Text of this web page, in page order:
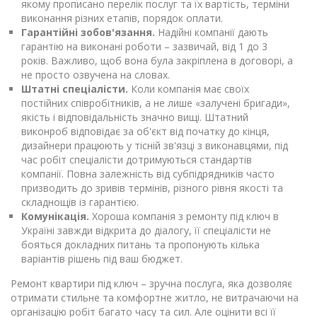
якому прописано перелік послуг та їх вартість, терміни
виконання різних етапів, порядок оплати.
Гарантійні зобов'язання. Надійні компанії дають
гарантію на виконані роботи – зазвичай, від 1 до 3
років. Важливо, щоб вона була закріплена в договорі, а
не просто озвучена на словах.
Штатні спеціалісти. Коли компанія має своїх
постійних співробітників, а не лише «залучені бригади»,
якість і відповідальність значно вищі. Штатний
виконроб відповідає за об'єкт від початку до кінця,
дизайнери працюють у тісній зв'язці з виконавцями, під
час робіт спеціалісти дотримуються стандартів
компанії. Повна залежність від субпідрядників часто
призводить до зривів термінів, різного рівня якості та
складнощів із гарантією.
Комунікація. Хороша компанія з ремонту під ключ в
Україні завжди відкрита до діалогу, її спеціалісти не
бояться докладних питань та пропонують кілька
варіантів рішень під ваш бюджет.
Ремонт квартири під ключ – зручна послуга, яка дозволяє
отримати стильне та комфортне житло, не витрачаючи на
організацію робіт багато часу та сил. Але оцінити всі її